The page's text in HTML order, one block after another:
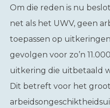
Om die reden is nu
net als het UWV, geen
toepassen op
gevolgen voor zo’n
uitkering die uitbetaald
Dit betreft voor het